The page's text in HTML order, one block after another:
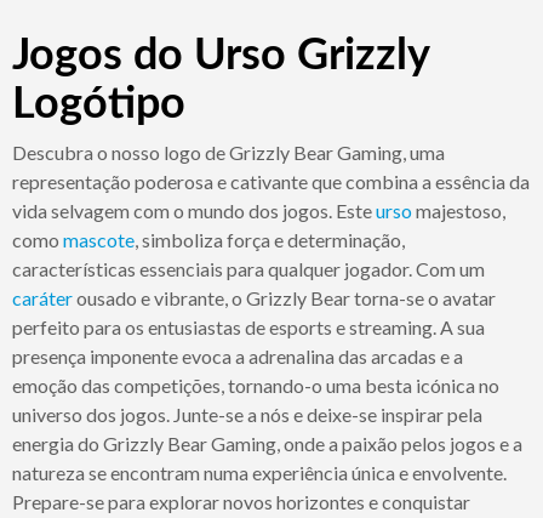
Jogos do Urso Grizzly
Logótipo
Descubra o nosso logo de Grizzly Bear Gaming, uma
representação poderosa e cativante que combina a essência da
vida selvagem com o mundo dos jogos. Esteursomajestoso,
como mascote, simboliza força e determinação,
características essenciais para qualquer jogador. Com um
caráterousado e vibrante, o Grizzly Bear torna-se o avatar
perfeito para os entusiastas de esports e streaming. A sua
presença imponente evoca a adrenalina das arcadas e a
emoção das competições, tornando-o uma besta icónica no
universo dos jogos. Junte-se a nós e deixe-se inspirar pela
energia do Grizzly Bear Gaming, onde a paixão pelos jogos e a
natureza se encontram numa experiência única e envolvente.
Prepare-se para explorar novos horizontes e conquistar